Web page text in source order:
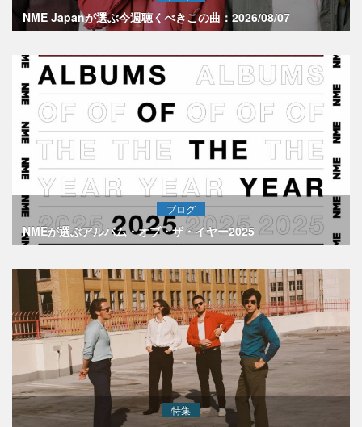
NME Japanが選ぶ今週聴くべきこの曲：2026/08/07
ブログ
NMEが選ぶアルバム・オブ・ザ・イヤー2025
特集